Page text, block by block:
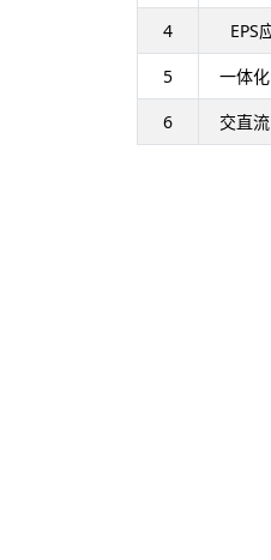
4
EPS
5
一体
6
交直